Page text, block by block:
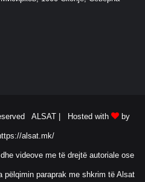
ALSAT | Hosted with by
alsat.mk/
videove me të drejtë autoriale ose
pëlqimin paraprak me shkrim të Alsat